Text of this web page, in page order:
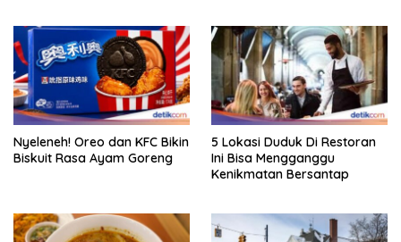
Nyeleneh! Oreo dan KFC Bikin
Biskuit Rasa Ayam Goreng
5 Lokasi Duduk Di Restoran
Ini Bisa Mengganggu
Kenikmatan Bersantap